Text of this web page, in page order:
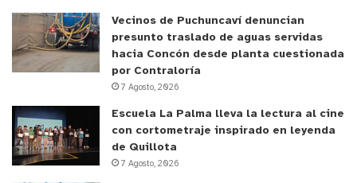
Pacientes pueden ver resultados en
portal web
Además, de las mejoras en torno a la gestión y
trazabilidad de las biopsias, estanueva
herramienta informática pone a disposición del
pacienteel resultado de manera inmediata; sin
Vecinos de Puchuncaví denuncian
presunto traslado de aguas servidas
hacia Concón desde planta cuestionada
por Contraloría
7 Agosto, 2026
Escuela La Palma lleva la lectura al cine
con cortometraje inspirado en leyenda
de Quillota
7 Agosto, 2026